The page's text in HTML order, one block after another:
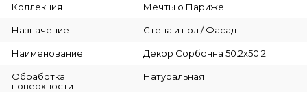
Коллекция Мечты о Париже
Назначение Стена и пол / Фасад
Наименование Декор Сорбонна 50.2х50.2
Обработка
поверхности
Натуральная